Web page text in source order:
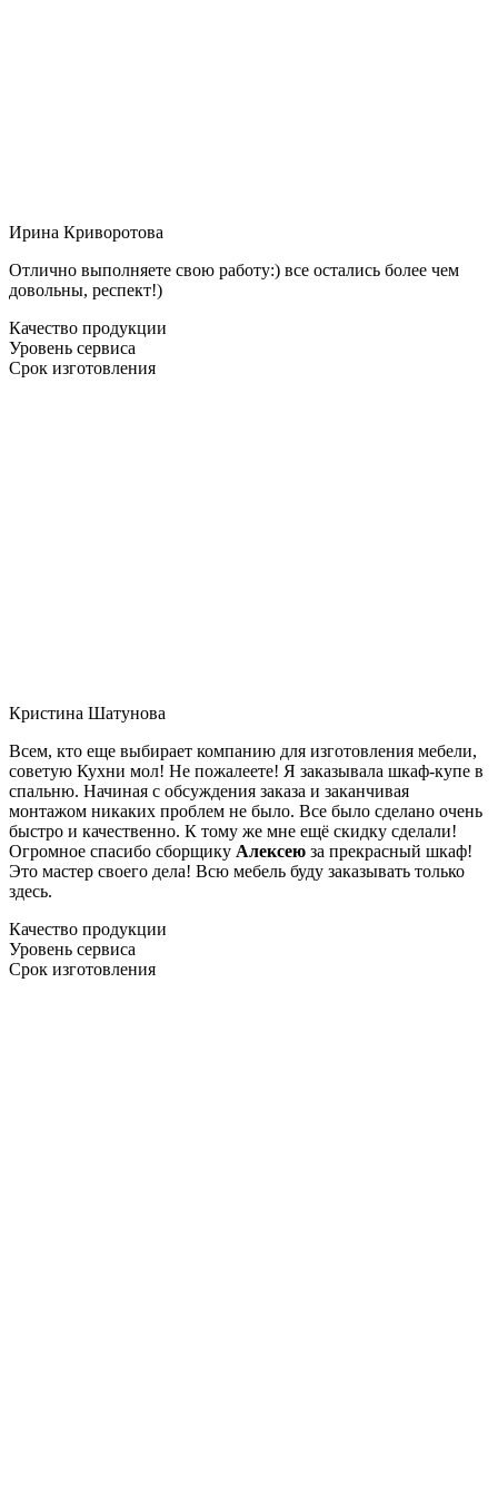
Ирина Криворотова
Отлично выполняете свою работу:) все остались более чем
довольны, респект!)
Качество продукции
Уровень сервиса
Срок изготовления
Кристина Шатунова
Всем, кто еще выбирает компанию для изготовления мебели,
советую Кухни мол! Не пожалеете! Я заказывала шкаф-купе в
спальню. Начиная с обсуждения заказа и заканчивая
монтажом никаких проблем не было. Все было сделано очень
быстро и качественно. К тому же мне ещё скидку сделали!
Огромное спасибо сборщику Алексею за прекрасный шкаф!
Это мастер своего дела! Всю мебель буду заказывать только
здесь.
Качество продукции
Уровень сервиса
Срок изготовления